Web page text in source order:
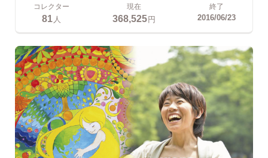
コレクター
81人
現在
368,525円
終了
2016/06/23